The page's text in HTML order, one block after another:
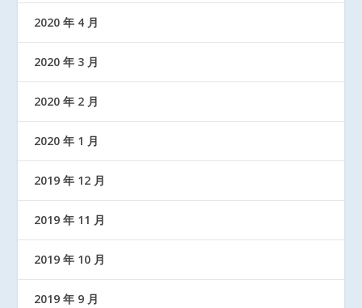
2020 年 4 月
2020 年 3 月
2020 年 2 月
2020 年 1 月
2019 年 12 月
2019 年 11 月
2019 年 10 月
2019 年 9 月